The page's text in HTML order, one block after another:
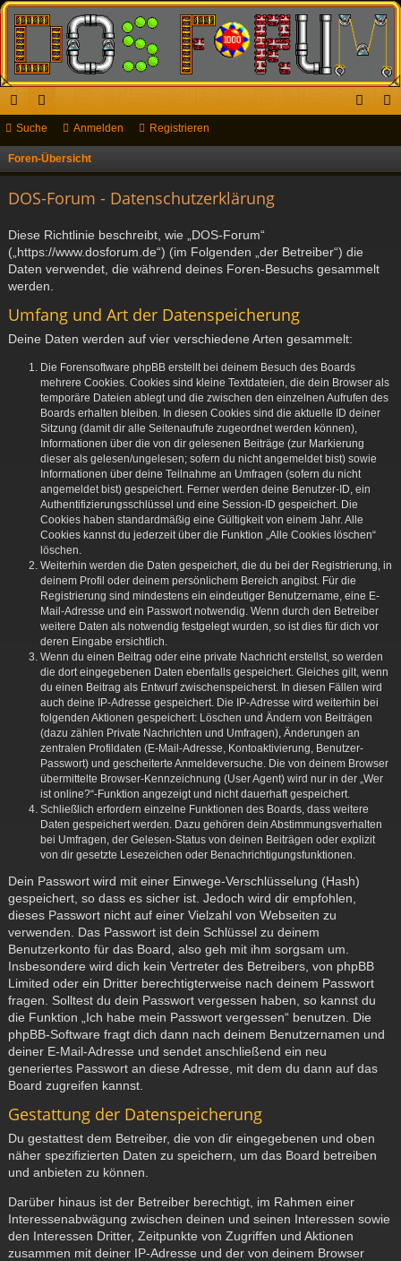
ch
ne
riff
or
en
Suche Anmelden Registrieren
Foren-Übersicht
DOS-Forum - Datenschutzerklärung
Diese Richtlinie beschreibt, wie „DOS-Forum“
(„https://www.dosforum.de“) (im Folgenden „der Betreiber“) die
Daten verwendet, die während deines Foren-Besuchs gesammelt
werden.
Umfang und Art der Datenspeicherung
Deine Daten werden auf vier verschiedene Arten gesammelt:
Die Forensoftware phpBB erstellt bei deinem Besuch des Boards
mehrere Cookies. Cookies sind kleine Textdateien, die dein Browser als
temporäre Dateien ablegt und die zwischen den einzelnen Aufrufen des
Boards erhalten bleiben. In diesen Cookies sind die aktuelle ID deiner
Sitzung (damit dir alle Seitenaufrufe zugeordnet werden können),
Informationen über die von dir gelesenen Beiträge (zur Markierung
dieser als gelesen/ungelesen; sofern du nicht angemeldet bist) sowie
Informationen über deine Teilnahme an Umfragen (sofern du nicht
angemeldet bist) gespeichert. Ferner werden deine Benutzer-ID, ein
Authentifizierungsschlüssel und eine Session-ID gespeichert. Die
Cookies haben standardmäßig eine Gültigkeit von einem Jahr. Alle
Cookies kannst du jederzeit über die Funktion „Alle Cookies löschen“
löschen.
Weiterhin werden die Daten gespeichert, die du bei der Registrierung, in
deinem Profil oder deinem persönlichem Bereich angibst. Für die
Registrierung sind mindestens ein eindeutiger Benutzername, eine E-
Mail-Adresse und ein Passwort notwendig. Wenn durch den Betreiber
weitere Daten als notwendig festgelegt wurden, so ist dies für dich vor
deren Eingabe ersichtlich.
Wenn du einen Beitrag oder eine private Nachricht erstellst, so werden
die dort eingegebenen Daten ebenfalls gespeichert. Gleiches gilt, wenn
du einen Beitrag als Entwurf zwischenspeicherst. In diesen Fällen wird
auch deine IP-Adresse gespeichert. Die IP-Adresse wird weiterhin bei
folgenden Aktionen gespeichert: Löschen und Ändern von Beiträgen
(dazu zählen Private Nachrichten und Umfragen), Änderungen an
zentralen Profildaten (E-Mail-Adresse, Kontoaktivierung, Benutzer-
Passwort) und gescheiterte Anmeldeversuche. Die von deinem Browser
übermittelte Browser-Kennzeichnung (User Agent) wird nur in der „Wer
ist online?“-Funktion angezeigt und nicht dauerhaft gespeichert.
Schließlich erfordern einzelne Funktionen des Boards, dass weitere
Daten gespeichert werden. Dazu gehören dein Abstimmungsverhalten
bei Umfragen, der Gelesen-Status von deinen Beiträgen oder explizit
von dir gesetzte Lesezeichen oder Benachrichtigungsfunktionen.
Dein Passwort wird mit einer Einwege-Verschlüsselung (Hash)
gespeichert, so dass es sicher ist. Jedoch wird dir empfohlen,
dieses Passwort nicht auf einer Vielzahl von Webseiten zu
verwenden. Das Passwort ist dein Schlüssel zu deinem
Benutzerkonto für das Board, also geh mit ihm sorgsam um.
Insbesondere wird dich kein Vertreter des Betreibers, von phpBB
Limited oder ein Dritter berechtigterweise nach deinem Passwort
fragen. Solltest du dein Passwort vergessen haben, so kannst du
die Funktion „Ich habe mein Passwort vergessen“ benutzen. Die
phpBB-Software fragt dich dann nach deinem Benutzernamen und
deiner E-Mail-Adresse und sendet anschließend ein neu
generiertes Passwort an diese Adresse, mit dem du dann auf das
Board zugreifen kannst.
Gestattung der Datenspeicherung
Du gestattest dem Betreiber, die von dir eingegebenen und oben
näher spezifizierten Daten zu speichern, um das Board betreiben
und anbieten zu können.
Darüber hinaus ist der Betreiber berechtigt, im Rahmen einer
Interessenabwägung zwischen deinen und seinen Interessen sowie
den Interessen Dritter, Zeitpunkte von Zugriffen und Aktionen
zusammen mit deiner IP-Adresse und der von deinem Browser